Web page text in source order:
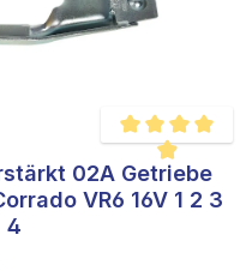
Durchschnittliche
02A Getriebe
VR6 16V 1 2 3
4